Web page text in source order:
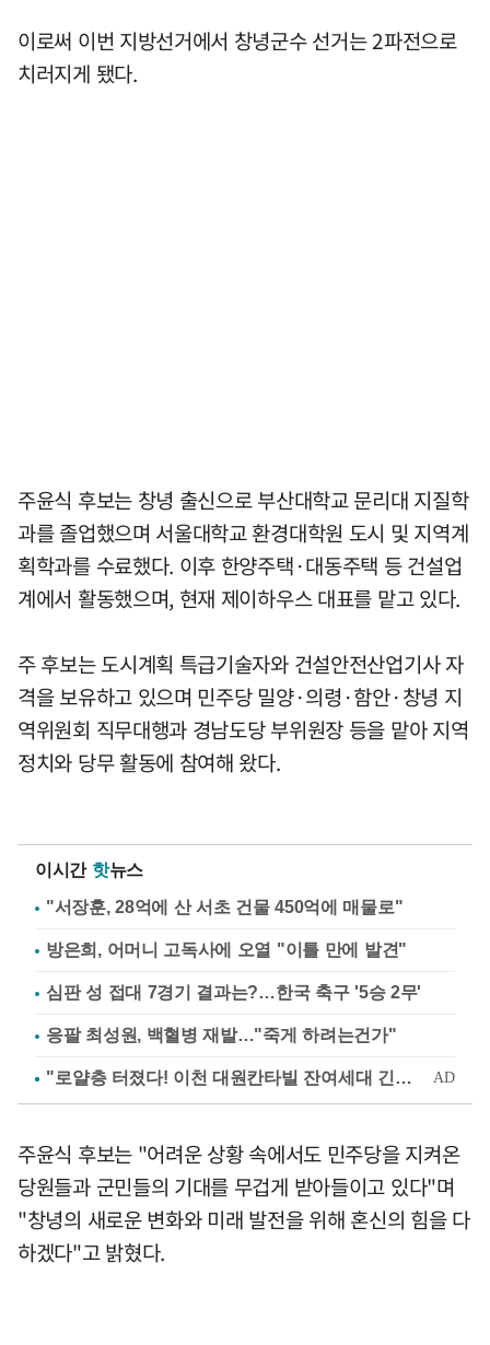
이로써 이번 지방선거에서 창녕군수 선거는 2파전으로
치러지게 됐다.
주윤식 후보는 창녕 출신으로 부산대학교 문리대 지질학
과를 졸업했으며 서울대학교 환경대학원 도시 및 지역계
획학과를 수료했다. 이후 한양주택·대동주택 등 건설업
계에서 활동했으며, 현재 제이하우스 대표를 맡고 있다.
주 후보는 도시계획 특급기술자와 건설안전산업기사 자
격을 보유하고 있으며 민주당 밀양·의령·함안·창녕 지
역위원회 직무대행과 경남도당 부위원장 등을 맡아 지역
정치와 당무 활동에 참여해 왔다.
이시간 핫뉴스
"서장훈, 28억에 산 서초 건물 450억에 매물로"
방은희, 어머니 고독사에 오열 "이틀 만에 발견"
심판 성 접대 7경기 결과는?…한국 축구 '5승 2무'
응팔 최성원, 백혈병 재발…"죽게 하려는건가"
주윤식 후보는 "어려운 상황 속에서도 민주당을 지켜온
당원들과 군민들의 기대를 무겁게 받아들이고 있다"며
"창녕의 새로운 변화와 미래 발전을 위해 혼신의 힘을 다
하겠다"고 밝혔다.